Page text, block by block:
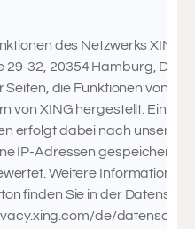
des Netzwerks XING.
29-32, 20354 Hamburg,
die Funktionen von
von XING hergestellt. Eine
erfolgt dabei nach unserer
IP-Adressen gespeichert
Weitere Information
finden Sie in der
de/